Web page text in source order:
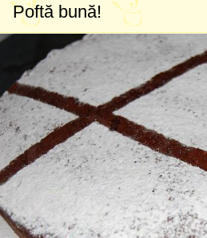
Poftă bună!